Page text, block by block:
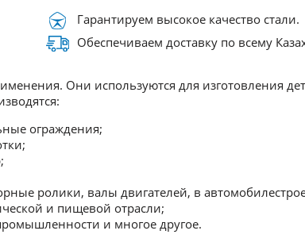
Гарантируем высокое качество стали.
Обеспечиваем доставку по всему
Они используются для изготовления
ограждения;
ролики, валы двигателей, в
и пищевой отрасли;
и многое другое.